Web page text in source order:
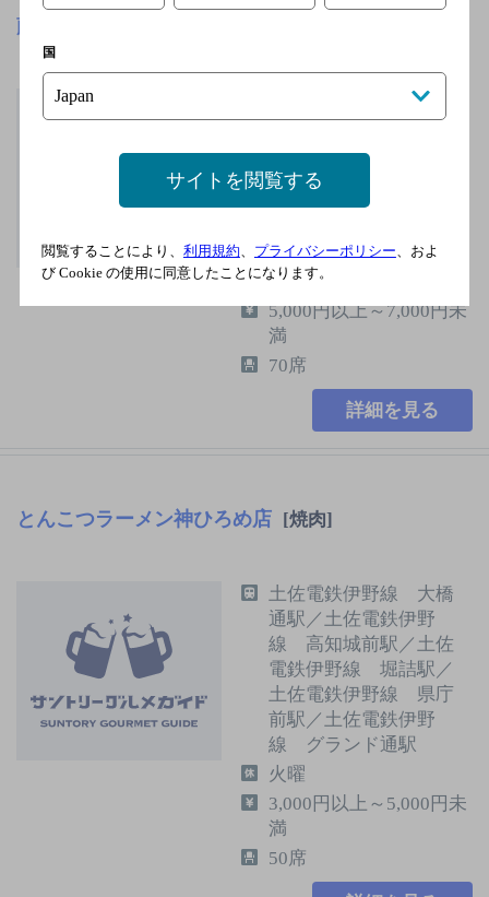
藤のや焼肉
土佐電鉄桟橋線 蓮池
町通駅／土佐電鉄桟橋
線 高知橋駅／土佐電
鉄伊野線 堀詰駅／土
佐電鉄伊野線 はりま
線 はりまや橋駅
無休
5,000円以上～7,000円未
満
70席
詳細を見る
とんこつラーメン神ひろめ店 [焼肉]
土佐電鉄伊野線 大橋
通駅／土佐電鉄伊野
線 高知城前駅／土佐
電鉄伊野線 堀詰駅／
土佐電鉄伊野線 県庁
前駅／土佐電鉄伊野
線 グランド通駅
火曜
3,000円以上～5,000円未
満
50席
国
サイトを閲覧する
閲覧することにより、 利用規約、 プライバシーポリシー、およ
び Cookie の使用に同意したことになります。